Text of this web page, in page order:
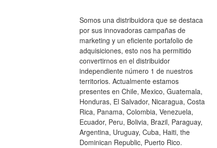
Somos una distribuidora que se destaca
por sus innovadoras campañas de
marketing y un eficiente portafolio de
adquisiciones, esto nos ha permitido
convertirnos en el distribuidor
independiente número 1 de nuestros
territorios. Actualmente estamos
presentes en Chile, Mexico, Guatemala,
Honduras, El Salvador, Nicaragua, Costa
Rica, Panama, Colombia, Venezuela,
Ecuador, Peru, Bolivia, Brazil, Paraguay,
Argentina, Uruguay, Cuba, Haiti, the
Dominican Republic, Puerto Rico.